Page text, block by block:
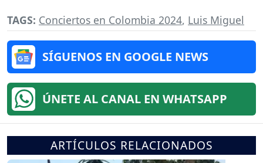
TAGS: Conciertos en Colombia 2024, Luis Miguel
SÍGUENOS EN GOOGLE NEWS
ÚNETE AL CANAL EN WHATSAPP
ARTÍCULOS RELACIONADOS